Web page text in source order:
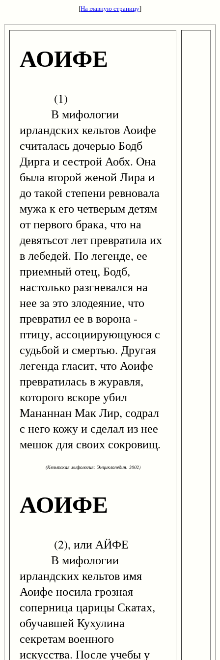
[На главную страницу]
АОИФЕ
(1)
В мифологии
ирландских кельтов Аоифе
считалась дочерью Бодб
Дирга и сестрой Аобх. Она
была второй женой Лира и
до такой степени ревновала
мужа к его четверым детям
от первого брака, что на
девятьсот лет превратила их
в лебедей. По легенде, ее
приемный отец, Бодб,
настолько разгневался на
нее за это злодеяние, что
превратил ее в ворона -
птицу, ассоциирующуюся с
судьбой и смертью. Другая
легенда гласит, что Аоифе
превратилась в журавля,
которого вскоре убил
Мананнан Мак Лир, содрал
с него кожу и сделал из нее
мешок для своих сокровищ.
(Кельтская мифология: Энциклопедия. 2002)
АОИФЕ
(2), или АЙФЕ
В мифологии
ирландских кельтов имя
Аоифе носила грозная
соперница царицы Скатах,
обучавшей Кухулина
секретам военного
искусства. После учебы у